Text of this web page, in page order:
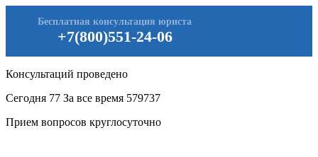
+7(800)551-24-06
Бесплатная консультация юриста
Консультаций проведено
Сегодня 77 За все время 579737
Прием вопросов круглосуточно